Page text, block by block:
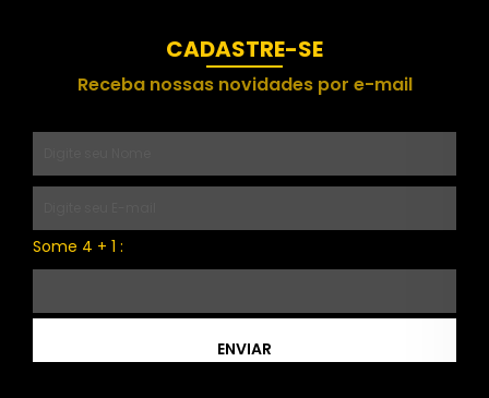
CADASTRE-SE
Receba nossas novidades por e-mail
Some 4 + 1 :
ENVIAR